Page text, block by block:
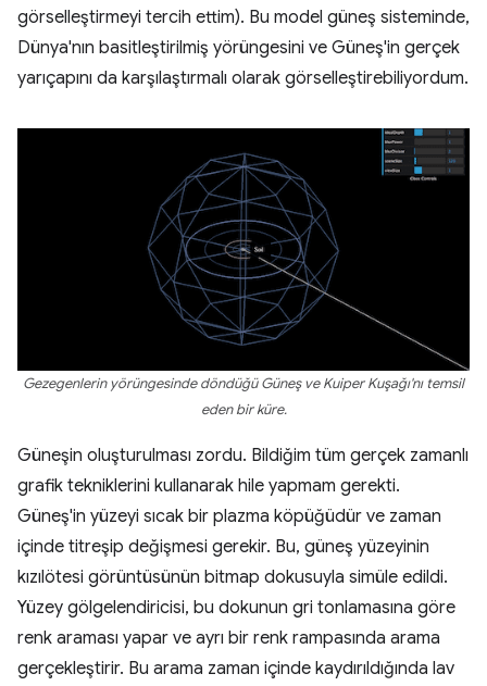
görselleştirmeyi tercih ettim). Bu model güneş sisteminde,
Dünya'nın basitleştirilmiş yörüngesini ve Güneş'in gerçek
yarıçapını da karşılaştırmalı olarak görselleştirebiliyordum.
Gezegenlerin yörüngesinde döndüğü Güneş ve Kuiper Kuşağı'nı temsil
eden bir küre.
Güneşin oluşturulması zordu. Bildiğim tüm gerçek zamanlı
grafik tekniklerini kullanarak hile yapmam gerekti.
Güneş'in yüzeyi sıcak bir plazma köpüğüdür ve zaman
içinde titreşip değişmesi gerekir. Bu, güneş yüzeyinin
kızılötesi görüntüsünün bitmap dokusuyla simüle edildi.
Yüzey gölgelendiricisi, bu dokunun gri tonlamasına göre
renk araması yapar ve ayrı bir renk rampasında arama
gerçekleştirir. Bu arama zaman içinde kaydırıldığında lav